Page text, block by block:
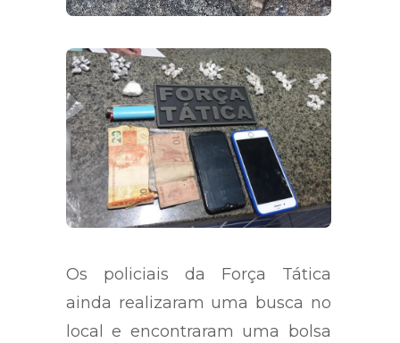
Os policiais da Força Tática
ainda realizaram uma busca no
local e encontraram uma bolsa